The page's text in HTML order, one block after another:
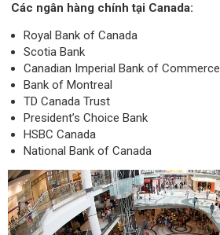
Các ngân hàng chính tại Canada:
Royal Bank of Canada
Scotia Bank
Canadian Imperial Bank of Commerce
Bank of Montreal
TD Canada Trust
President’s Choice Bank
HSBC Canada
National Bank of Canada